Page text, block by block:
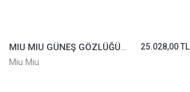
DAVİD BECHAM GÜNEŞ GÖZLÜĞÜ DB7134/S-WR7VS
David Beckham
10.575,00 TL